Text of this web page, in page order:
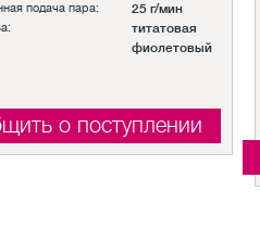
подача пара: 25 г/мин
титатовая
фиолетовый
о поступлении